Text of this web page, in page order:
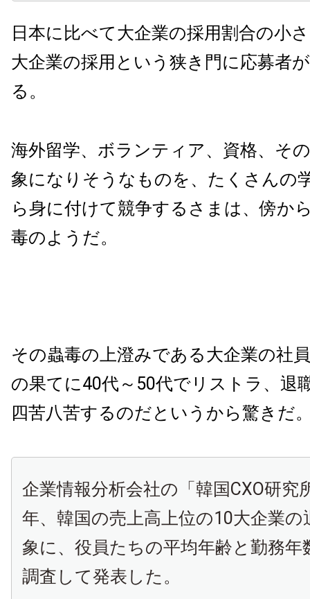
日本に比べて大企業の採用割合の小
大企業の採用という狭き門に応募者
る。
海外留学、ボランティア、資格、そ
象になりそうなものを、たくさんの
ら身に付けて競争するさまは、傍か
毒のようだ。
その蟲毒の上澄みである大企業の社
の果てに40代～50代でリストラ、退
四苦八苦するのだというから驚きだ
企業情報分析会社の「韓国CXO研究
年、韓国の売上高上位の10大企業の
象に、役員たちの平均年齢と勤務年
調査して発表した。